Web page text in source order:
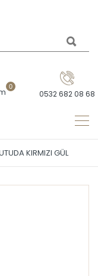
0
0532 682 08 68
KIRMIZI GÜL